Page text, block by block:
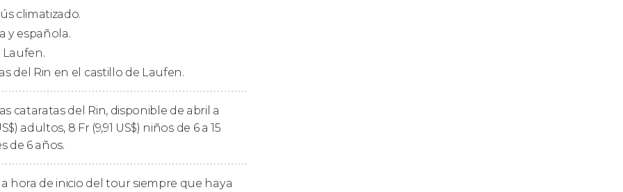
la historia de las glaciaciones que
nos acercamos lo máximo posible a
tour panorámico por Schaffhausen
castillo Munot, un baluarte del siglo
una parte del
climatizado.
y española.
Laufen.
del Rin en el castillo de Laufen.
cataratas del Rin, disponible de abril a
) adultos, 8 Fr (9,91 US$) niños de 6 a 15
de 6 años.
hora de inicio del tour siempre que haya